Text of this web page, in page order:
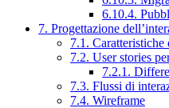
6.10.4.
7. Progettazione
7.1. Caratteristiche
7.2. User stories
7.2.1.
7.3. Flussi di
7.4. Wireframe